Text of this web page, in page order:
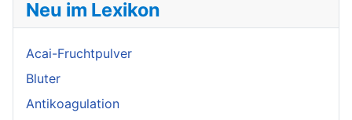
Neu im Lexikon
Acai-Fruchtpulver
Bluter
Antikoagulation